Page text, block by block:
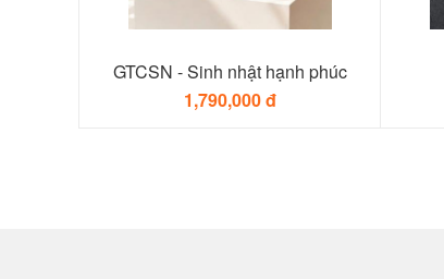
GTCSN - Sinh nhật hạnh phúc
1,790,000 đ